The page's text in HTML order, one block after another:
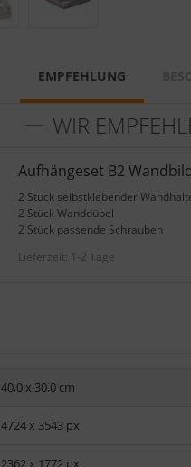
EMPFEHLUNG
WIR
Aufhängeset B2
2 Stück selbstklebender
2 Stück Wanddübel
2 Stück passende Schrauben
Lieferzeit: 1-2 Tage
40,0 x 30,0 cm
4724 x 3543 px
2362 x 1772 px